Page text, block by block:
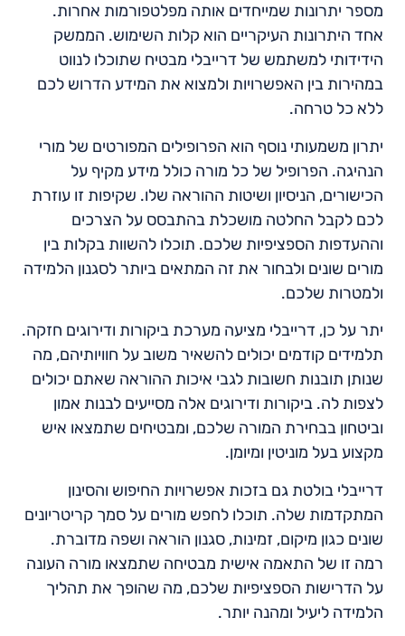
מספר יתרונות שמייחדים אותה מפלטפורמות אחרות.
אחד היתרונות העיקריים הוא קלות השימוש. הממשק
הידידותי למשתמש של דרייבלי מבטיח שתוכלו לנווט
במהירות בין האפשרויות ולמצוא את המידע הדרוש לכם
ללא כל טרחה.
יתרון משמעותי נוסף הוא הפרופילים המפורטים של מורי
הנהיגה. הפרופיל של כל מורה כולל מידע מקיף על
הכישורים, הניסיון ושיטות ההוראה שלו. שקיפות זו עוזרת
לכם לקבל החלטה מושכלת בהתבסס על הצרכים
וההעדפות הספציפיות שלכם. תוכלו להשוות בקלות בין
מורים שונים ולבחור את זה המתאים ביותר לסגנון הלמידה
ולמטרות שלכם.
יתר על כן, דרייבלי מציעה מערכת ביקורות ודירוגים חזקה.
תלמידים קודמים יכולים להשאיר משוב על חוויותיהם, מה
שנותן תובנות חשובות לגבי איכות ההוראה שאתם יכולים
לצפות לה. ביקורות ודירוגים אלה מסייעים לבנות אמון
וביטחון בבחירת המורה שלכם, ומבטיחים שתמצאו איש
מקצוע בעל מוניטין ומיומן.
דרייבלי בולטת גם בזכות אפשרויות החיפוש והסינון
המתקדמות שלה. תוכלו לחפש מורים על סמך קריטריונים
שונים כגון מיקום, זמינות, סגנון הוראה ושפה מדוברת.
רמה זו של התאמה אישית מבטיחה שתמצאו מורה העונה
על הדרישות הספציפיות שלכם, מה שהופך את תהליך
הלמידה ליעיל ומהנה יותר.